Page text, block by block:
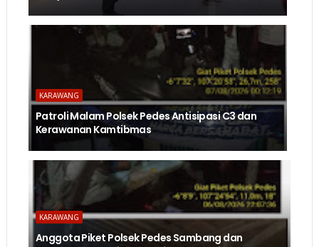
KARAWANG
Patroli Malam Polsek Pedes Antisipasi C3 dan
Kerawanan Kamtibmas
KARAWANG
Anggota Piket Polsek Pedes Sambang dan